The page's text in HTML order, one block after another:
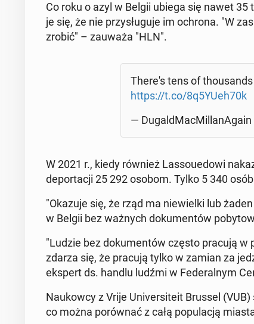
Co roku o azyl w Belgii ubiega się nawet
je się, że nie przy­słu­gu­je im ochrona. "W
zrobić" – zauważa "HLN".
There's tens of tho­usands
https://t.co/8q5YUeh70k
— Du­gald­Mac­Mil­la­nA­ga­in
W 2021 r., kiedy również Las­so­uedo­wi
de­por­ta­cji 25 292 osobom. Tylko 5 340
"Okazuje się, że rząd ma nie­wiel­ki lub
w Belgii bez ważnych do­ku­men­tów
"Ludzie bez do­ku­men­tów często pracują w
zdarza się, że pracują tylko w zamian za
ekspert ds. handlu ludźmi w Fe­de­ral­nym
Na­ukow­cy z Vrije Uni­ver­si­te­it Brussel
co można po­rów­nać z całą po­pu­la­cją